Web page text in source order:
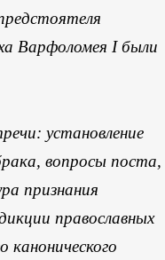
Варфоломея I были
установление
вопросы поста,
признания
православных
канонического